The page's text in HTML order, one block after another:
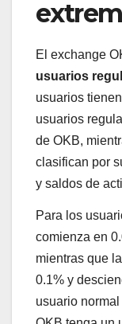
El exchange
usuarios
usuarios
usuarios
de OKB,
clasifican por
y saldos de
Para los
comienza en
mientras que
0.1% y
usuario